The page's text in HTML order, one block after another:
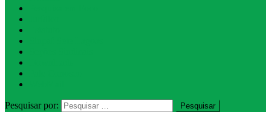
Pesquisar por: